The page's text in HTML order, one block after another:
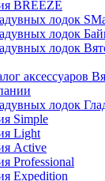
BREEZE
лодок
лодок
лодок
аксессуаров
лодок
Simple
Light
Active
Professional
Expedition